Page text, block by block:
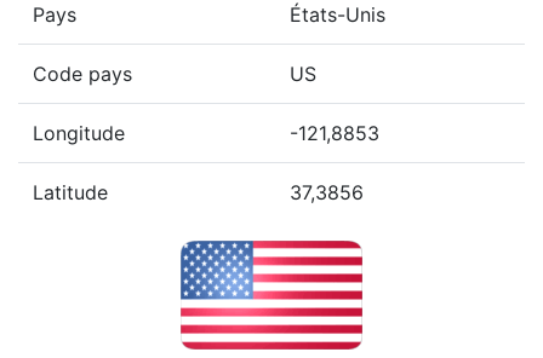
Pays États-Unis
Code pays US
Longitude -121,8853
Latitude 37,3856